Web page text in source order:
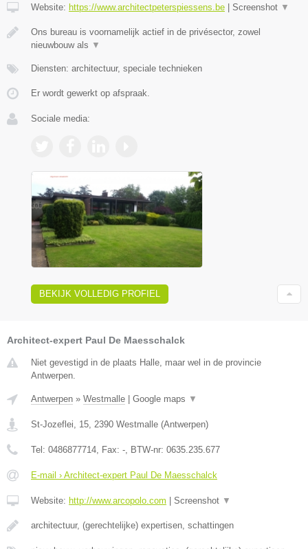
Website: https://www.architectpeterspiessens.be Screenshot ▼
Ons bureau is voornamelijk actief in de privésector, zowel
nieuwbouw als ▼
Diensten: architectuur, speciale technieken
Er wordt gewerkt op afspraak.
Sociale media:
BEKIJK VOLLEDIG PROFIEL
Architect-expert Paul De Maesschalck
Niet gevestigd in de plaats Halle, maar wel in de provincie
Antwerpen.
Antwerpen » Westmalle Google maps ▼
St-Jozeflei, 15, 2390 Westmalle (Antwerpen)
Tel: 0486877714, Fax: -, BTW-nr: 0635.235.677
E-mail › Architect-expert Paul De Maesschalck
Website: http://www.arcopolo.com Screenshot ▼
architectuur, (gerechtelijke) expertisen, schattingen